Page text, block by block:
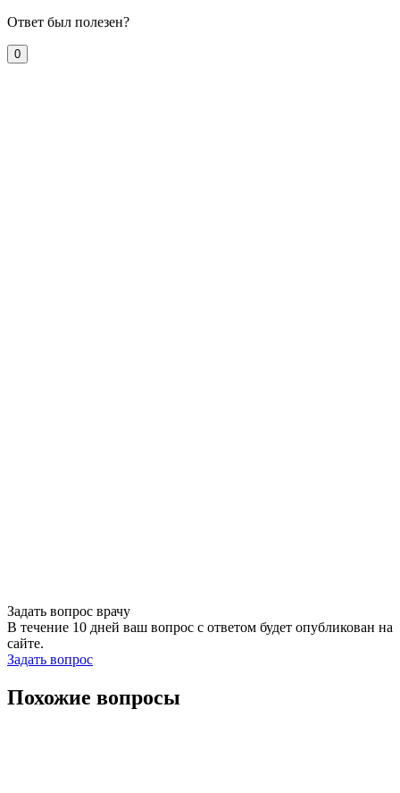
Ответ был полезен?
0
Задать вопрос врачу
В течение 10 дней ваш вопрос с ответом будет опубликован на
сайте.
Задать вопрос
Похожие вопросы